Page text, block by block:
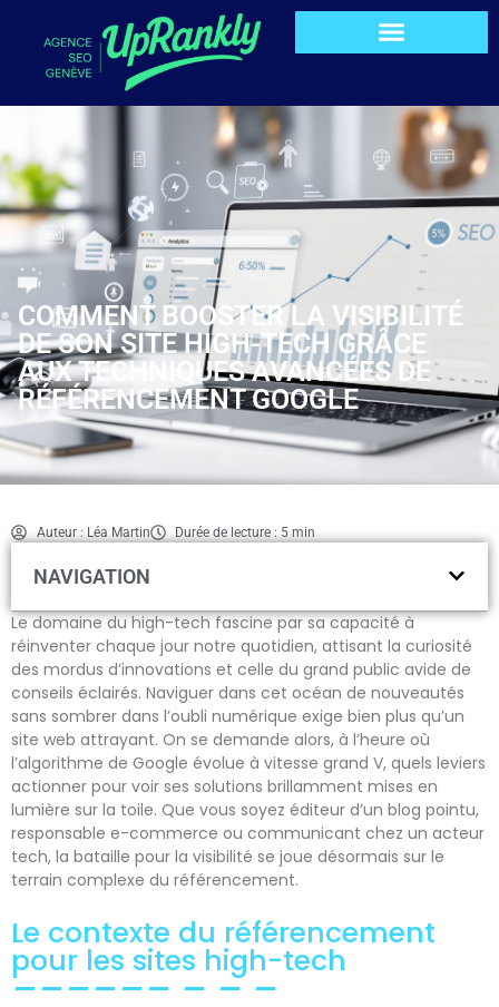
COMMENT BOOSTER LA VISIBILITÉ
DE SON SITE HIGH-TECH GRÂCE
AUX TECHNIQUES AVANCÉES DE
RÉFÉRENCEMENT GOOGLE
Auteur : Léa Martin Durée de lecture : 5 min
NAVIGATION
Le domaine du high-tech fascine par sa capacité à
réinventer chaque jour notre quotidien, attisant la curiosité
des mordus d’innovations et celle du grand public avide de
conseils éclairés. Naviguer dans cet océan de nouveautés
sans sombrer dans l’oubli numérique exige bien plus qu’un
site web attrayant. On se demande alors, à l’heure où
l’algorithme de Google évolue à vitesse grand V, quels leviers
actionner pour voir ses solutions brillamment mises en
lumière sur la toile. Que vous soyez éditeur d’un blog pointu,
responsable e-commerce ou communicant chez un acteur
tech, la bataille pour la visibilité se joue désormais sur le
terrain complexe du référencement.
Le contexte du référencement
pour les sites high-tech